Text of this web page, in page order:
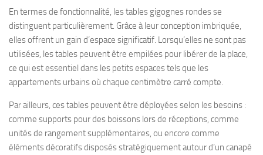
En termes de fonctionnalité, les tables gigognes rondes se
distinguent particulièrement. Grâce à leur conception imbriquée,
elles offrent un gain d’espace significatif. Lorsqu’elles ne sont pas
utilisées, les tables peuvent être empilées pour libérer de la place,
ce qui est essentiel dans les petits espaces tels que les
appartements urbains où chaque centimètre carré compte.
Par ailleurs, ces tables peuvent être déployées selon les besoins :
comme supports pour des boissons lors de réceptions, comme
unités de rangement supplémentaires, ou encore comme
éléments décoratifs disposés stratégiquement autour d’un canapé